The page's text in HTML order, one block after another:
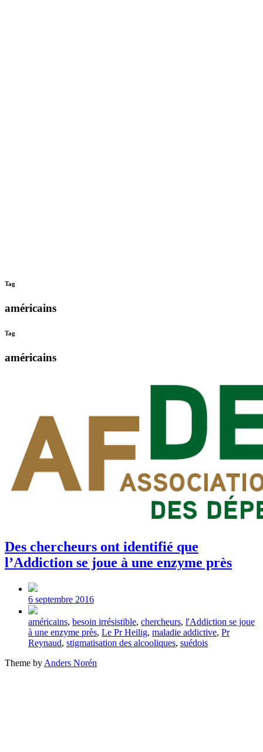
Tag
américains
Tag
américains
Des chercheurs ont identifié que
l’Addiction se joue à une enzyme près
Post
date
6 septembre 2016
Tagged
with
américains, besoin irrésistible, chercheurs, l'Addiction se joue
à une enzyme près, Le Pr Heilig, maladie addictive, Pr
Reynaud, stigmatisation des alcooliques, suédois
Theme by Anders Norén